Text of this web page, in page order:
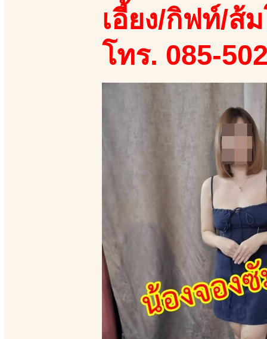
เอี้ยง/กิฟท์/ส้
โทร. 085-